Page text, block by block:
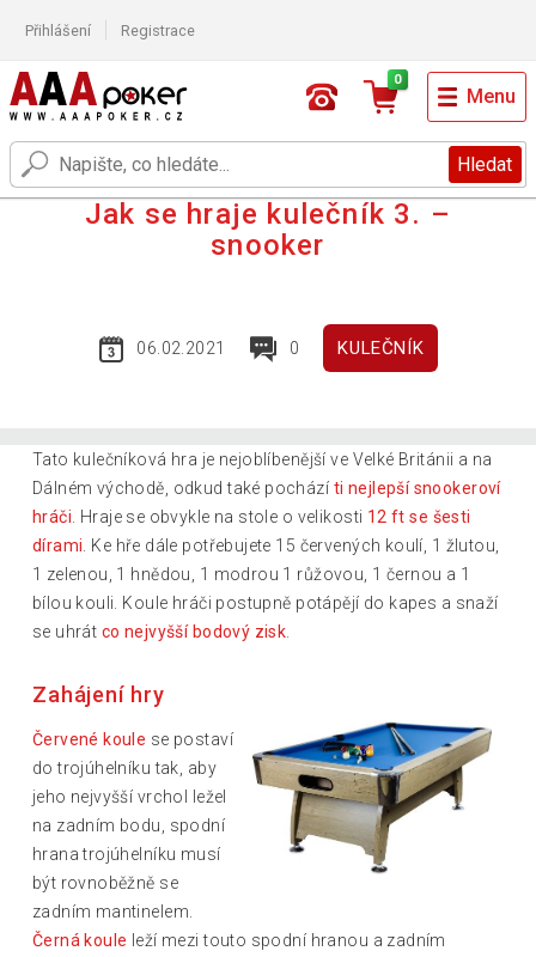
Přihlášení Registrace
Hledat
0
Menu
Jak se hraje kulečník 3. –
snooker
06.02.2021 0 KULEČNÍK
Tato kulečníková hra je nejoblíbenější ve Velké Británii a na
Dálném východě, odkud také pochází ti nejlepší snookeroví
hráči . Hraje se obvykle na stole o velikosti 12 ft se šesti
dírami . Ke hře dále potřebujete 15 červených koulí, 1 žlutou,
1 zelenou, 1 hnědou, 1 modrou 1 růžovou, 1 černou a 1
bílou kouli. Koule hráči postupně potápějí do kapes a snaží
se uhrát co nejvyšší bodový zisk
Zahájení hry
Červené koule se postaví
do trojúhelníku tak, aby
jeho nejvyšší vrchol ležel
na zadním bodu, spodní
hrana trojúhelníku musí
být rovnoběžně se
zadním mantinelem.
Černá koule leží mezi touto spodní hranou a zadním